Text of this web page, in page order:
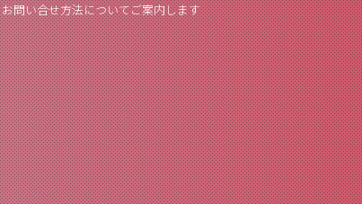
問い合せ方法についてご案内します